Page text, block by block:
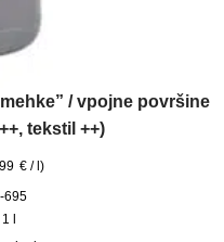
/ vpojne površine
tekstil ++)
€ /l)
695